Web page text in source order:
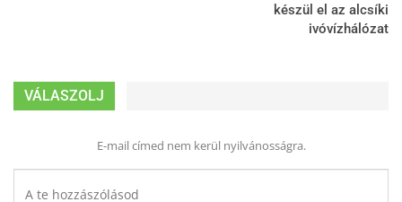
készül el az alcsíki
ivóvízhálózat
VÁLASZOLJ
E-mail címed nem kerül nyilvánosságra.